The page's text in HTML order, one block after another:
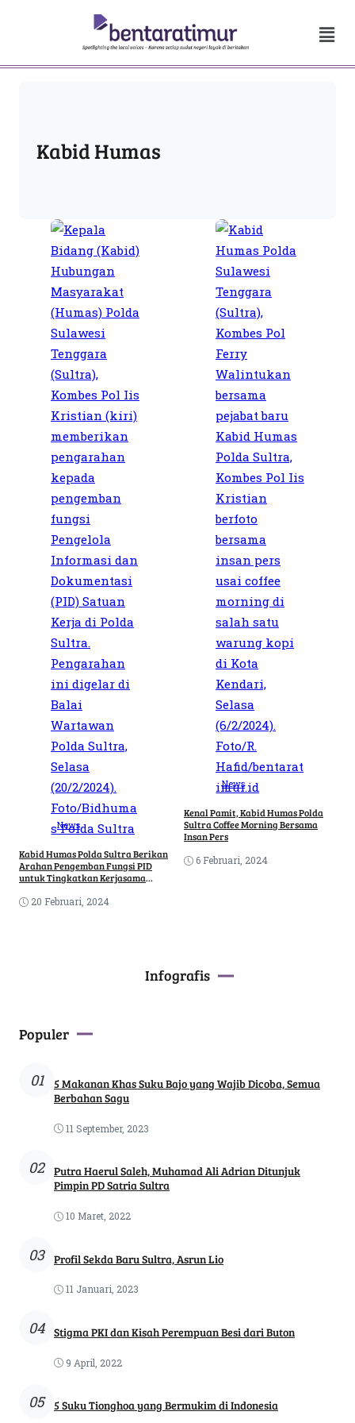
Kabid Humas
News
Kabid Humas Polda Sultra Berikan
Arahan Pengemban Fungsi PID
untuk Tingkatkan Kerjasama
20 Februari, 2024
News
Kenal Pamit, Kabid Humas Polda
Sultra Coffee Morning Bersama
Insan Pers
6 Februari, 2024
Infografis
Populer
01
5 Makanan Khas Suku Bajo yang Wajib Dicoba, Semua
Berbahan Sagu
11 September, 2023
02
Putra Haerul Saleh, Muhamad Ali Adrian Ditunjuk
Pimpin PD Satria Sultra
10 Maret, 2022
03 Profil Sekda Baru Sultra, Asrun Lio
11 Januari, 2023
04 Stigma PKI dan Kisah Perempuan Besi dari Buton
9 April, 2022
05 5 Suku Tionghoa yang Bermukim di Indonesia